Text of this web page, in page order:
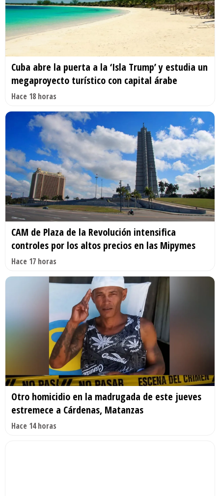
Cuba abre la puerta a la ‘Isla Trump’ y estudia un
megaproyecto turístico con capital árabe
Hace 18 horas
CAM de Plaza de la Revolución intensifica
controles por los altos precios en las Mipymes
Hace 17 horas
Otro homicidio en la madrugada de este jueves
estremece a Cárdenas, Matanzas
Hace 14 horas